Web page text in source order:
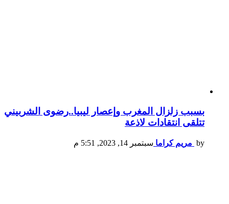
بسبب زلزال المغرب وإعصار ليبيا..رضوى الشربيني
تتلقى انتقادات لاذعة
by مريم كراما سبتمبر 14, 2023, 5:51 م